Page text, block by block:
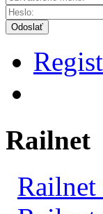
Odoslať
Railnet
Railnet